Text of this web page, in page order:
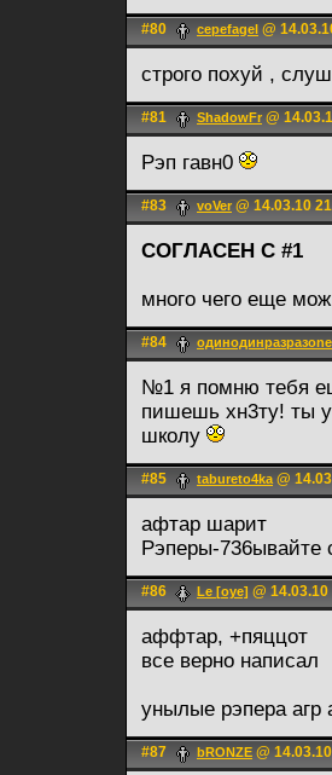
#80 cepefagel @
строго поxуй ,
#81 ShadоwFr @
Рэп гавн0
#83 voVer @ 14.03.10
СОГЛАСЕН С #1
много чего еще
#84
№1 я помню тебя
пишешь хн3ту! ты
школу
#85 tabureto4ka@
афтар шарит
Рэперы-736ывайте
#86 Le [оуе] @
аффтар, +пяццот
все верно написал
унылые рэпера агр
#87 bRONZE @